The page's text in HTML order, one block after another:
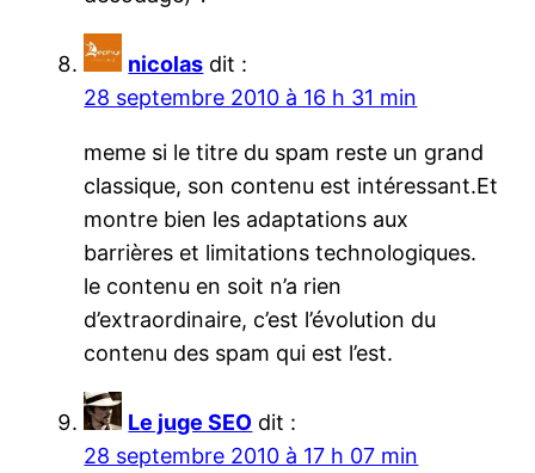
nicolas dit :
28 septembre 2010 à 16 h 31 min
meme si le titre du spam reste un grand
classique, son contenu est intéressant.Et
montre bien les adaptations aux
barrières et limitations technologiques.
le contenu en soit n’a rien
d’extraordinaire, c’est l’évolution du
contenu des spam qui est l’est.
Le juge SEO dit :
28 septembre 2010 à 17 h 07 min